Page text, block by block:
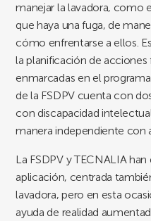
manejar la lavadora, como
que haya una fuga, de
cómo enfrentarse a ellos.
la planificación de
enmarcadas en el
de la FSDPV cuenta con
con discapacidad
manera independiente con
La FSDPV y TECNALIA
aplicación, centrada
lavadora, pero en esta
ayuda de realidad